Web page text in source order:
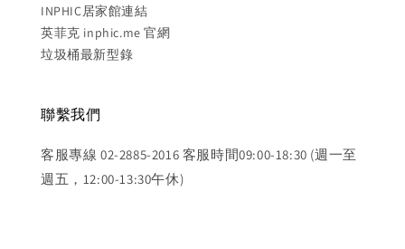
INPHIC居家館連結
英菲克 inphic.me 官網
垃圾桶最新型錄
聯繫我們
客服專線 02-2885-2016 客服時間09:00-18:30 (週一至
週五，12:00-13:30午休)